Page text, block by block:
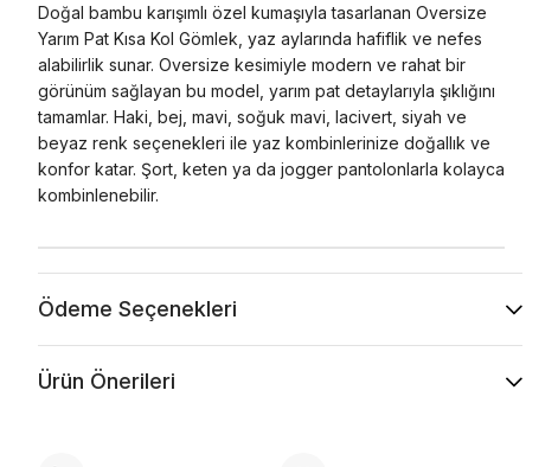
Doğal bambu karışımlı özel kumaşıyla tasarlanan Oversize
Yarım Pat Kısa Kol Gömlek, yaz aylarında hafiflik ve nefes
alabilirlik sunar. Oversize kesimiyle modern ve rahat bir
görünüm sağlayan bu model, yarım pat detaylarıyla şıklığını
tamamlar. Haki, bej, mavi, soğuk mavi, lacivert, siyah ve
beyaz renk seçenekleri ile yaz kombinlerinize doğallık ve
konfor katar. Şort, keten ya da jogger pantolonlarla kolayca
kombinlenebilir.
Ödeme Seçenekleri
Ürün Önerileri